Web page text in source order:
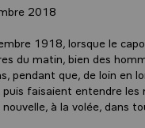
2018
1918, lorsque le
du matin, bien des
pendant que, de loin en
faisaient entendre
à la volée, dans